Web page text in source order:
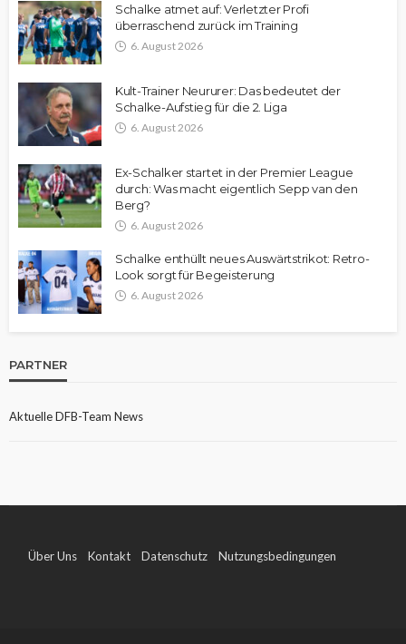
Schalke atmet auf: Verletzter Profi
überraschend zurück im Training
6. August 2026
Kult-Trainer Neururer: Das bedeutet der
Schalke-Aufstieg für die 2. Liga
6. August 2026
Ex-Schalker startet in der Premier League
durch: Was macht eigentlich Sepp van den
Berg?
6. August 2026
Schalke enthüllt neues Auswärtstrikot: Retro-
Look sorgt für Begeisterung
6. August 2026
PARTNER
Aktuelle DFB-Team News
Über Uns Kontakt Datenschutz Nutzungsbedingungen